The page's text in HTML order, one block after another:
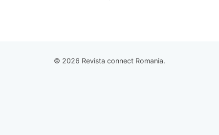
© 2026 Revista connect Romania.